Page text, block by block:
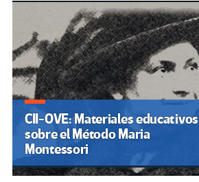
CII-OVE: Materiales educativos
sobre el Método Maria
Montessori